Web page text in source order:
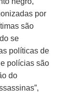
por
são
se
políticas de
polícias são
do